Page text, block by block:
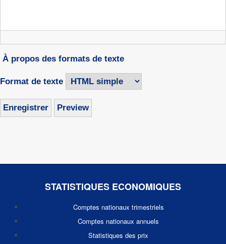
À propos des formats de texte
Format de texte
STATISTIQUES ECONOMIQUES
Comptes nationaux trimestriels
Comptes nationaux annuels
Statistiques des prix